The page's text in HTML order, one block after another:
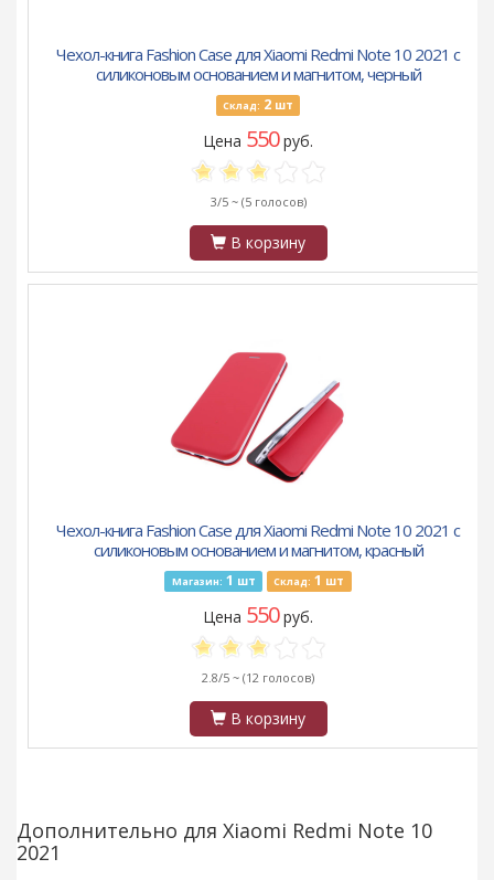
Чехол-книга Fashion Case для Xiaomi Redmi Note 10 2021 с
силиконовым основанием и магнитом, черный
Склад: 2 шт
Цена 550руб.
3/5 ~ (5 голосов)
В корзину
Чехол-книга Fashion Case для Xiaomi Redmi Note 10 2021 с
силиконовым основанием и магнитом, красный
Магазин: 1 шт Склад: 1 шт
Цена 550руб.
2.8/5 ~ (12 голосов)
В корзину
Дополнительно для Xiaomi Redmi Note 10
2021